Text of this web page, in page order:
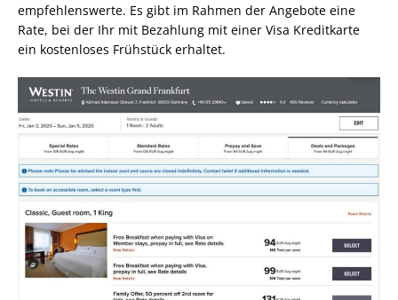
empfehlenswerte. Es gibt im Rahmen der Angebote eine
Rate, bei der Ihr mit Bezahlung mit einer Visa Kreditkarte
ein kostenloses Frühstück erhaltet.